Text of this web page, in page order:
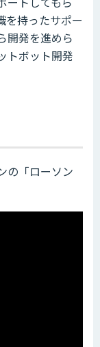
を持ったサポー
開発を進めら
トボット開発
の「ローソン